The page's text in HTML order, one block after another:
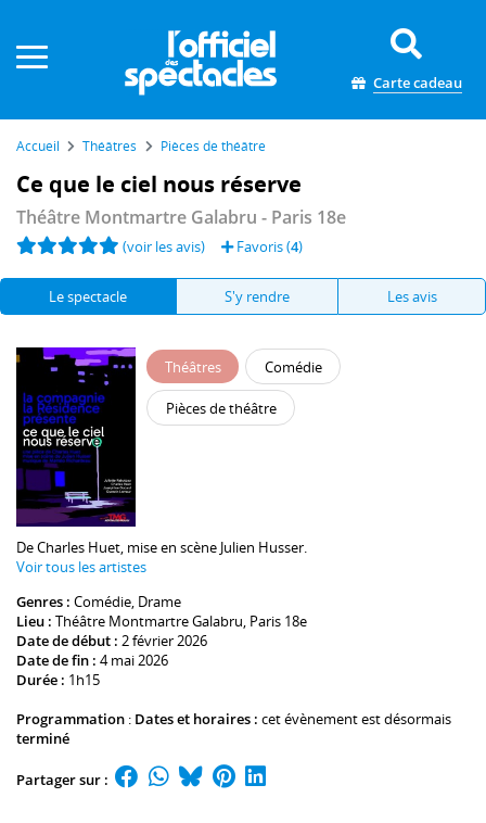
Carte cadeau
Accueil Théâtres Pièces de théâtre
Ce que le ciel nous réserve
Théâtre Montmartre Galabru - Paris 18e
(voir les avis) Favoris (4)
Le spectacle S'y rendre Les avis
Théâtres Comédie
Pièces de théâtre
DeCharles Huet , mise en scène Julien Husser
Voir tous les artistes
Genres : Comédie, Drame
Lieu : Théâtre Montmartre Galabru, Paris 18e
Date de début : 2 février 2026
Date de fin : 4 mai 2026
Durée : 1h15
Programmation : Dates et horaires : cet évènement est désormais
terminé
Partager sur :